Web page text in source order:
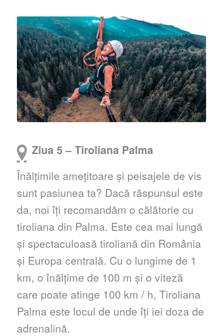
Ziua 5 – Tiroliana Palma
Înălțimile amețitoare și peisajele de vis
sunt pasiunea ta? Dacă răspunsul este
da, noi îți recomandăm o călătorie cu
tiroliana din Palma. Este cea mai lungă
și spectaculoasă tiroliană din România
și Europa centrală. Cu o lungime de 1
km, o înălțime de 100 m și o viteză
care poate atinge 100 km / h, Tiroliana
Palma este locul de unde îți iei doza de
adrenalină.